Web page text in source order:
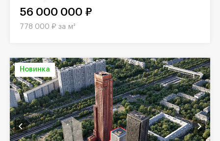
56 000 000 ₽
778 000 ₽ за м²
Новинка